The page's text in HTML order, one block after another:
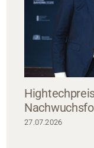
27.07.2026